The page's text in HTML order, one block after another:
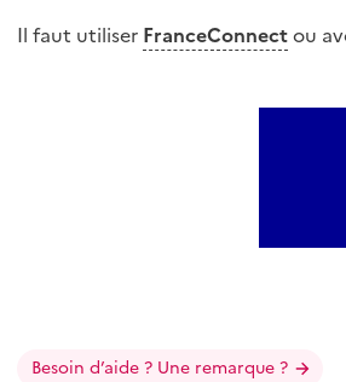
Il faut utiliser FranceConnectou
Besoin d’aide ? Une remarque ?